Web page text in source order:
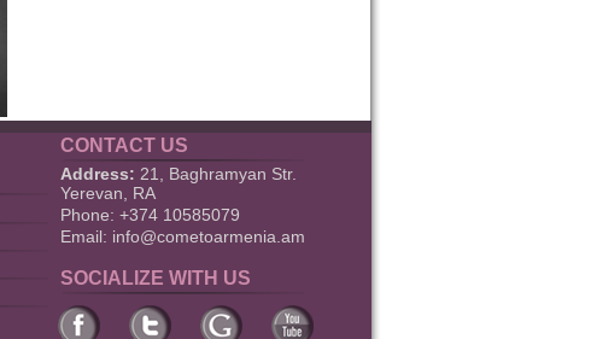
CONTACT US
Address: 21, Baghramyan Str.
Yerevan, RA
Phone: +374 10585079
Email: info@cometoarmenia.am
SOCIALIZE WITH US